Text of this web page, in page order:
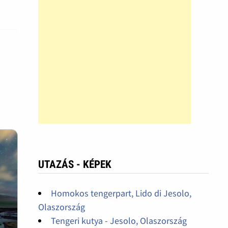
UTAZÁS - KÉPEK
Homokos tengerpart, Lido di Jesolo,
Olaszország
Tengeri kutya - Jesolo, Olaszország